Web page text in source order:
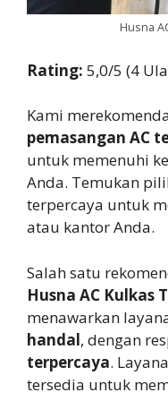
Husna
Rating: 5,0/5 (4
Kami
pemasangan AC
untuk memenuhi
Anda. Temukan
terpercaya untuk
atau kantor Anda.
Salah satu
Husna AC Kulkas
menawarkan
handal, dengan
terpercaya.
tersedia untuk